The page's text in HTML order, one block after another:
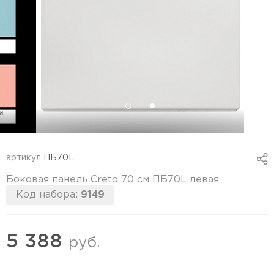
артикул ПБ70L
Боковая панель Creto 70 см ПБ70L левая
Код набора: 9149
5 388 руб.